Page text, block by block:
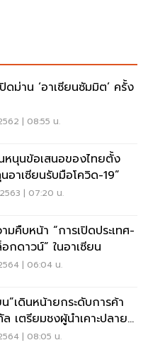
ดม่าน ‘อาเซียนซัมมิต’ ครั้ง
| 08:55 น.
หนุนข้อเสนอของไทยตั้ง
อาเซียนรับมือโควิด-19”
2563 | 07:20 น.
มคืบหน้า “การเปิดประเทศ-
กดาวน์” ในอาเซียน
| 06:04 น.
น”เดินหน้ายกระดับการค้า
ปลาย
| 08:05 น.